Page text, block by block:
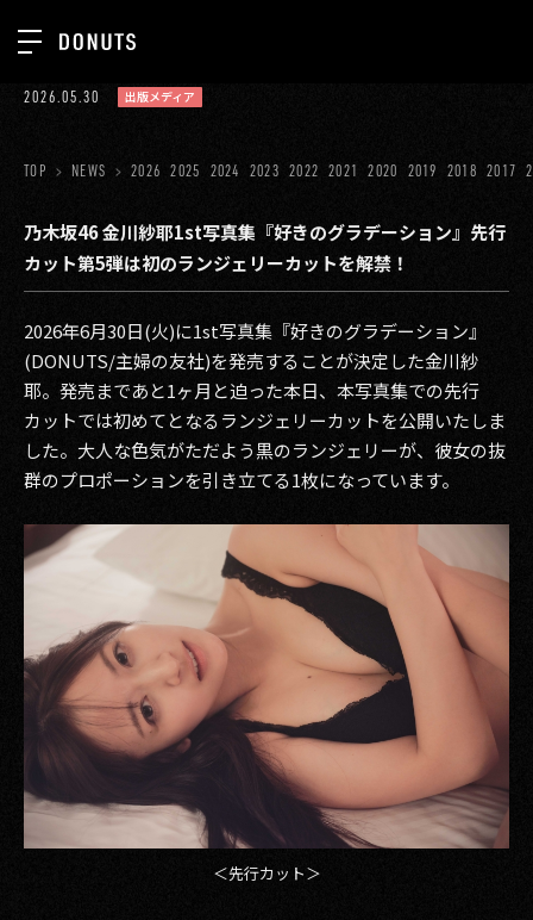
ジョブカン
ゲーム
ミクチャ
医療(CLIUS)
出版メディア
美少女図鑑
イベント
その他事業
2025
2024
2022
TOP
ABOUT
SERVICES
GROUP
RECRUIT
CONTACT
PRIVACY POLICY
2026.05.30 出版メディア
TOP NEWS 2026 2025 2024 2023 2022 2021 2020 2019 2018 2017
乃木坂46 金川紗耶1st写真集『好きのグラデーション』先行
カット第5弾は初のランジェリーカットを解禁！
2026年6月30日(火)に1st写真集『好きのグラデーション』
(DONUTS/主婦の友社)を発売することが決定した金川紗
耶。発売まであと1ヶ月と迫った本日、本写真集での先行
カットでは初めてとなるランジェリーカットを公開いたしま
した。大人な色気がただよう黒のランジェリーが、彼女の抜
群のプロポーションを引き立てる1枚になっています。
＜先行カット＞